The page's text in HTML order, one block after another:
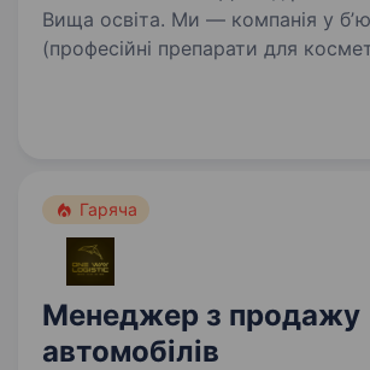
Вища освіта. Ми — компанія у бʼюті-сфері
(професійні препарати для
Гаряча
Менеджер з продажу
автомобілів